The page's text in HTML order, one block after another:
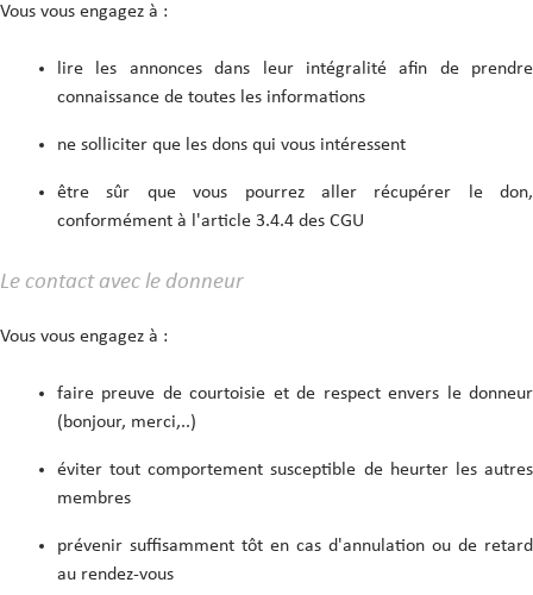
Vous vous engagez à :
lire les annonces dans leur intégralité afin de prendre
connaissance de toutes les informations
ne solliciter que les dons qui vous intéressent
être sûr que vous pourrez aller récupérer le don,
conformément à l'article 3.4.4 des CGU
Le contact avec le donneur
Vous vous engagez à :
faire preuve de courtoisie et de respect envers le donneur
(bonjour, merci,..)
éviter tout comportement susceptible de heurter les autres
membres
prévenir suffisamment tôt en cas d'annulation ou de retard
au rendez-vous